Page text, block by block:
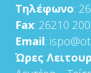
Τηλέφωνο:
Fax: 26210
Email:
Ώρες